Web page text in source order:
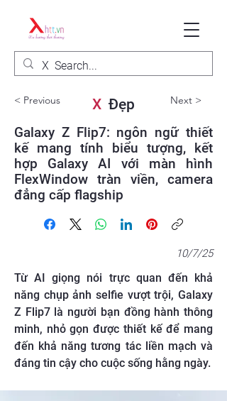
< Previous X Đẹp Next >
Galaxy Z Flip7: ngôn ngữ thiết
kế mang tính biểu tượng, kết
hợp Galaxy AI với màn hình
FlexWindow tràn viền, camera
đẳng cấp flagship
10/7/25
Từ AI giọng nói trực quan đến khả
năng chụp ảnh selfie vượt trội, Galaxy
Z Flip7 là người bạn đồng hành thông
minh, nhỏ gọn được thiết kế để mang
đến khả năng tương tác liền mạch và
đáng tin cậy cho cuộc sống hằng ngày.